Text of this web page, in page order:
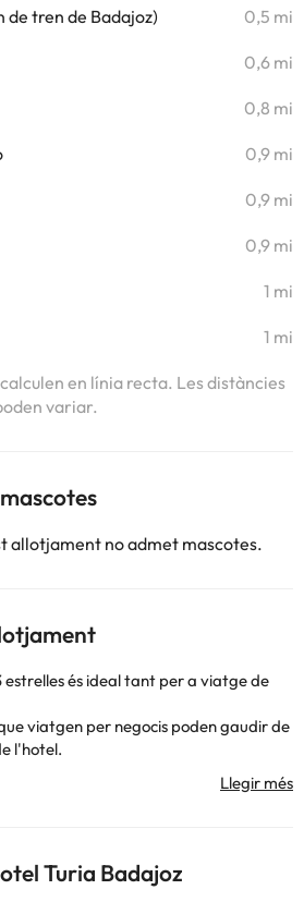
de tren de Badajoz) 0,5 mi
0,6 mi
0,8 mi
0,9 mi
0,9 mi
0,9 mi
1 mi
1 mi
en línia recta. Les distàncies
variar.
allotjament no admet mascotes.
estrelles és ideal tant per a viatge de
viatgen per negocis poden gaudir de
l'hotel.
important de l'hotel inclouen Wi-Fi
servei de recepció 24 hores,
de recreació.
instal·lacions i proximitat amb tot el
Turia Badajoz